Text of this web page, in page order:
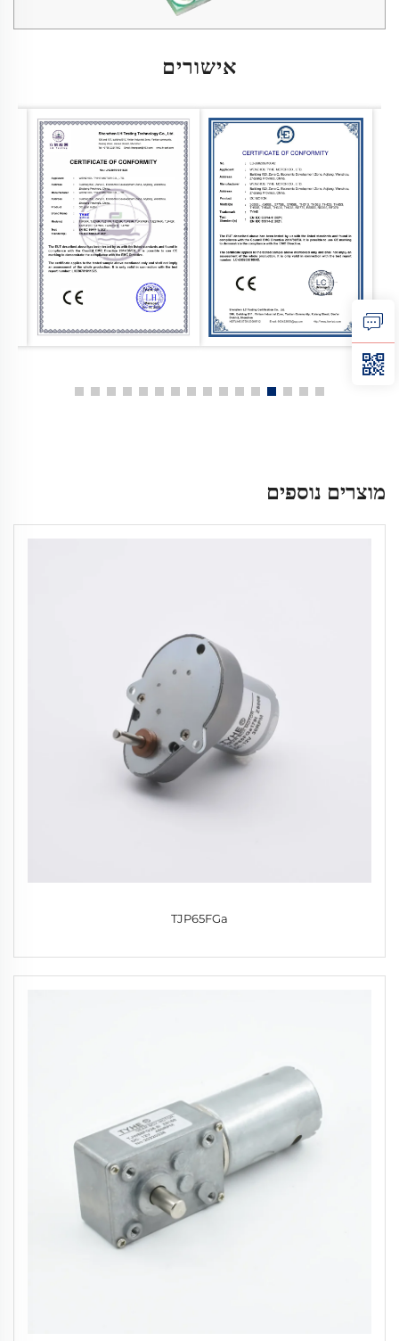
אישורים
מוצרים נוספים
TJP65FGa